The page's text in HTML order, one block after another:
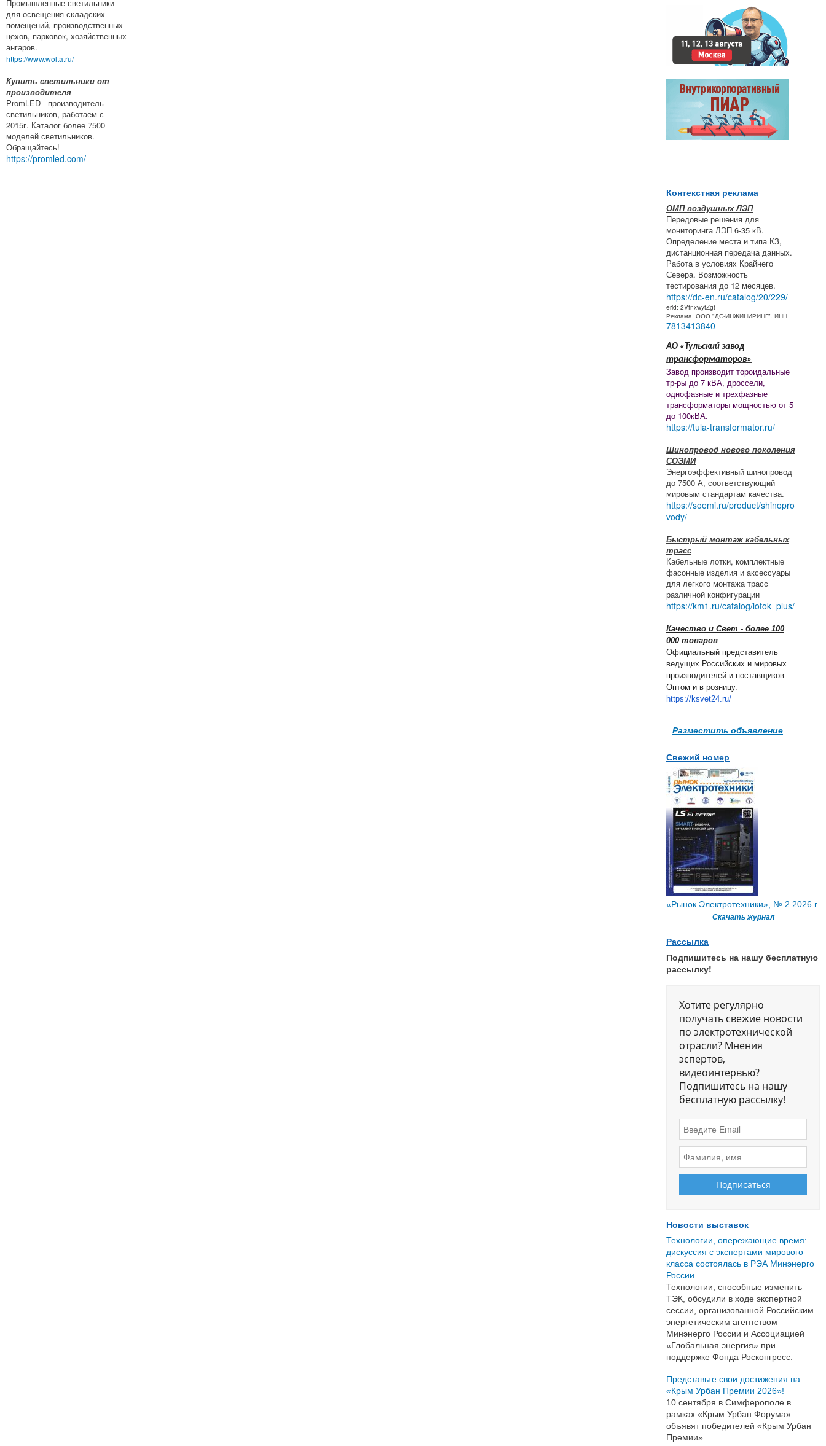
Промышленные светильники
для освещения складских
помещений, производственных
цехов, парковок, хозяйственных
ангаров.
https://www.wolta.ru/
Купить светильники от
производителя
PromLED - производитель
светильников, работаем с
2015г. Каталог более 7500
моделей светильников.
Обращайтесь!
https://promled.com/
Контекстная реклама
ОМП воздушных ЛЭП
Передовые решения для
мониторинга ЛЭП 6-35 кВ.
Определение места и типа КЗ,
дистанционная передача данных.
Работа в условиях Крайнего
Севера. Возможность
тестирования до 12 месяцев.
https://dc-en.ru/catalog/20/229/
erid: 2VfnxwytZgt
Реклама. ООО "ДС-ИНЖИНИРИНГ". ИНН
7813413840
АО «Тульский завод
трансформаторов»
Завод производит тороидальные
тр-ры до 7 кВА, дроссели,
однофазные и трехфазные
трансформаторы мощностью от 5
до 100кВА.
https://tula-transformator.ru/
Шинопровод нового поколения
СОЭМИ
Энергоэффективный шинопровод
до 7500 А, соответствующий
мировым стандартам качества.
https://soemi.ru/product/shinopro
vody/
Быстрый монтаж кабельных
трасс
Кабельные лотки, комплектные
фасонные изделия и аксессуары
для легкого монтажа трасс
различной конфигурации
https://km1.ru/catalog/lotok_plus/
Качество и Свет - более 100
000 товаров
Официальный представитель
ведущих Российских и мировых
производителей и поставщиков.
Оптом и в розницу.
https://ksvet24.ru/
Разместить объявление
Свежий номер
«Рынок Электротехники», № 2 2026 г.
Скачать журнал
Рассылка
Подпишитесь на нашу бесплатную
рассылку!
Хотите регулярно
получать свежие новости
по электротехнической
отрасли? Мнения
эспертов,
видеоинтервью?
Подпишитесь на нашу
бесплатную рассылку!
Новости выставок
Технологии, опережающие время:
дискуссия с экспертами мирового
класса состоялась в РЭА Минэнерго
России
Технологии, способные изменить
ТЭК, обсудили в ходе экспертной
сессии, организованной Российским
энергетическим агентством
Минэнерго России и Ассоциацией
«Глобальная энергия» при
поддержке Фонда Росконгресс.
Представьте свои достижения на
«Крым Урбан Премии 2026»!
10 сентября в Симферополе в
рамках «Крым Урбан Форума»
объявят победителей «Крым Урбан
Премии».